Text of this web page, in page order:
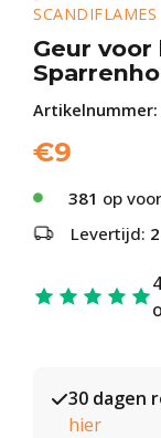
SCANDIFLAMES
Geur
Artikelnummer:
€9
381 op
Levertijd:
30 dagen
hier